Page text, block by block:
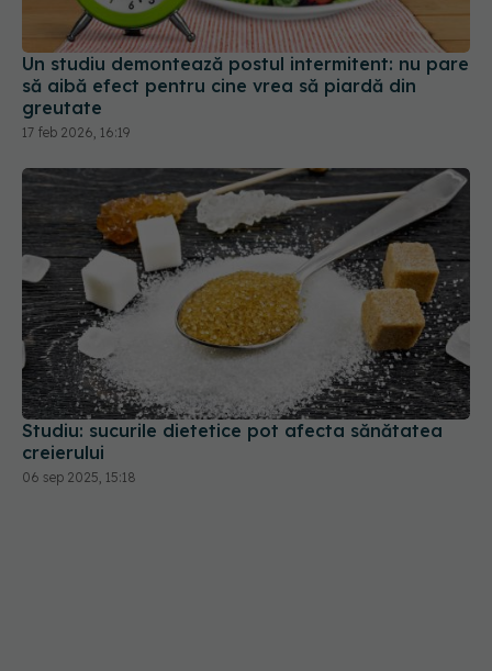
Un studiu demontează postul intermitent: nu pare
să aibă efect pentru cine vrea să piardă din
greutate
17 feb 2026, 16:19
Studiu: sucurile dietetice pot afecta sănătatea
creierului
06 sep 2025, 15:18